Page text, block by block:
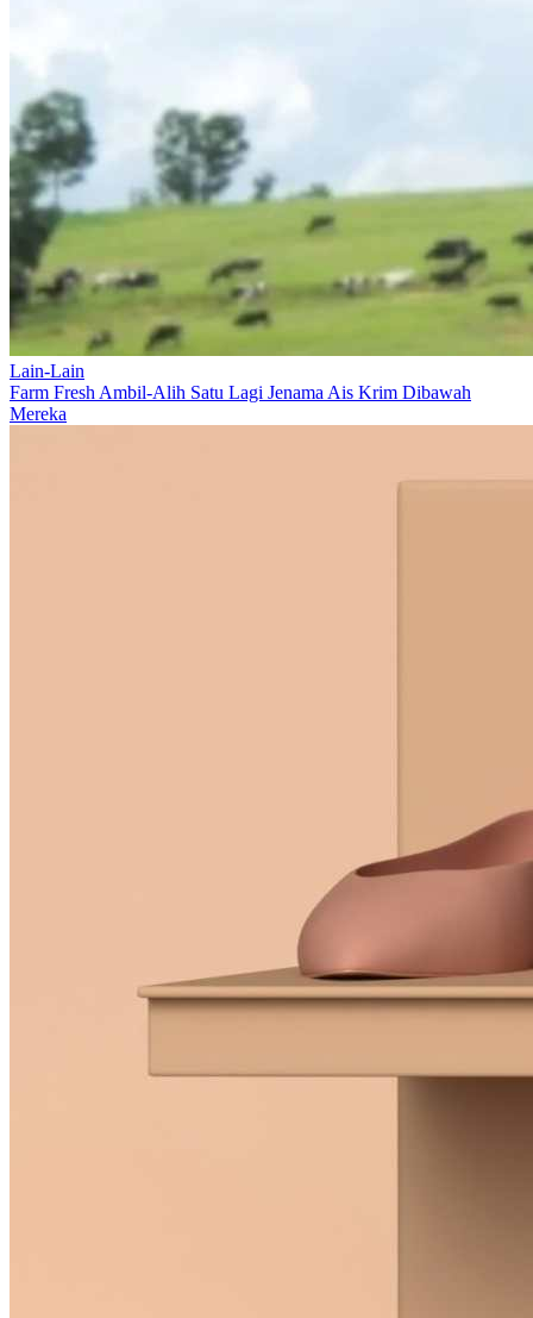
Lain-Lain
Farm Fresh Ambil-Alih Satu Lagi Jenama Ais Krim Dibawah
Mereka